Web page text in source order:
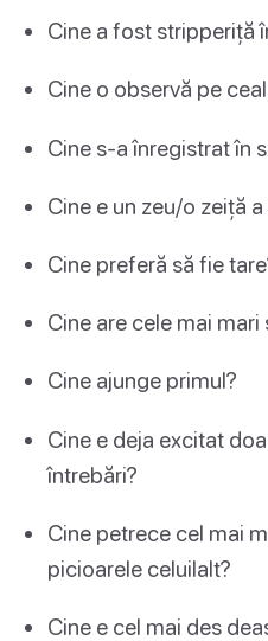
Cine a fost stripperiță
Cine o observă pe
Cine s-a înregistrat în
Cine e un zeu/o zeiță
Cine preferă să fie
Cine are cele mai mari
Cine ajunge primul?
Cine e deja excitat
întrebări?
Cine petrece cel mai
picioarele celuilalt?
Cine e cel mai des